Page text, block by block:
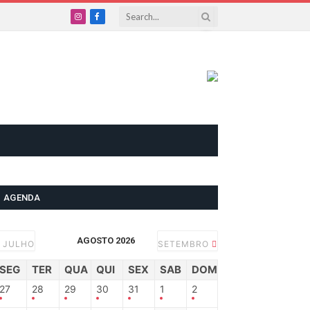
InstagramFacebook
AGENDA
JULHO AGOSTO 2026 SETEMBRO
SEG TER QUA QUI SEX SAB DOM
27 28 29 30 31 1 2